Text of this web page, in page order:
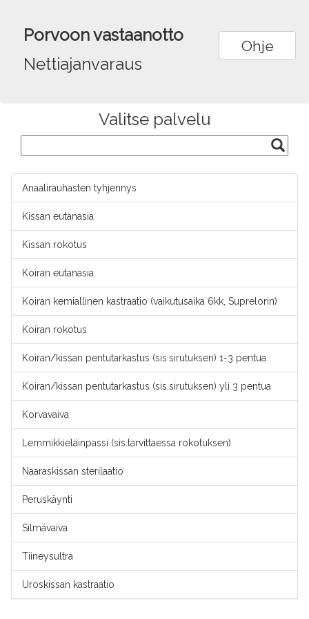
Porvoon vastaanotto
Nettiajanvaraus
Ohje
Valitse palvelu
Anaalirauhasten tyhjennys
Kissan eutanasia
Kissan rokotus
Koiran eutanasia
Koiran kemiallinen kastraatio (vaikutusaika 6kk, Suprelorin)
Koiran rokotus
Koiran/kissan pentutarkastus (sis.sirutuksen) 1-3 pentua
Koiran/kissan pentutarkastus (sis.sirutuksen) yli 3 pentua
Korvavaiva
Lemmikkieläinpassi (sis.tarvittaessa rokotuksen)
Naaraskissan sterilaatio
Peruskäynti
Silmävaiva
Tiineysultra
Uroskissan kastraatio